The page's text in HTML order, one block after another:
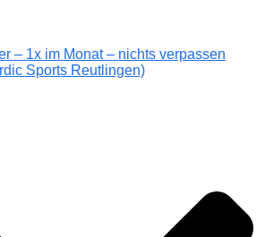
– 1x im Monat – nichts verpassen
Sports Reutlingen)